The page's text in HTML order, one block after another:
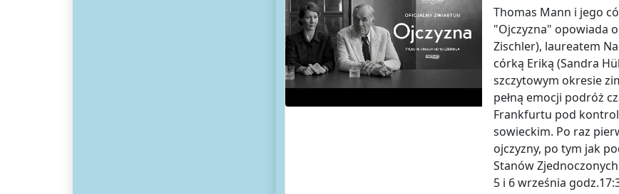
Thomas Mann i jego
"Ojczyzna" opowiada
Zischler), laureatem
córką Eriką (Sandra
szczytowym okresie
pełną emocji podróż
Frankfurtu pod
sowieckim. Po raz
ojczyzny, po tym jak
Stanów
5 i 6 września